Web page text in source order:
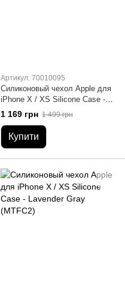
Артикул: 70010095
Силиконовый чехол Apple для
iPhone X / XS Silicone Case -
Dragon Fruit (MW9A2)
1 169 грн 1 499 грн
Купити